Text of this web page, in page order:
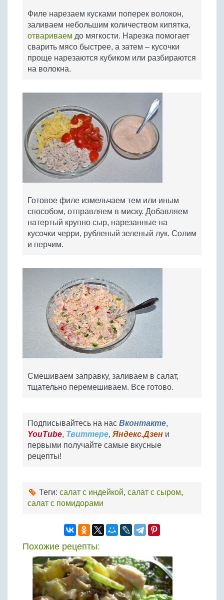
Филе нарезаем кусками поперек волокон,
заливаем небольшим количеством кипятка,
отвариваем до мягкости. Нарезка помогает
сварить мясо быстрее, а затем – кусочки
проще нарезаются кубиком или разбираются
на волокна.
Готовое филе измельчаем тем или иным
способом, отправляем в миску. Добавляем
натертый крупно сыр, нарезанные на
кусочки черри, рубленый зеленый лук. Солим
и перчим.
Смешиваем заправку, заливаем в салат,
тщательно перемешиваем. Все готово.
Подписывайтесь на нас Вконтакте,
YouTube, Твиттере, Яндекс.Дзен и
первыми получайте самые вкусные
рецепты!
Теги: салат с индейкой, салат с сыром,
салат с помидорами
Похожие рецепты: